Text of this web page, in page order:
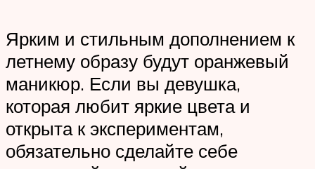
Ярким и стильным дополнением к
летнему образу будут оранжевый
маникюр. Если вы девушка,
которая любит яркие цвета и
открыта к экспериментам,
обязательно сделайте себе